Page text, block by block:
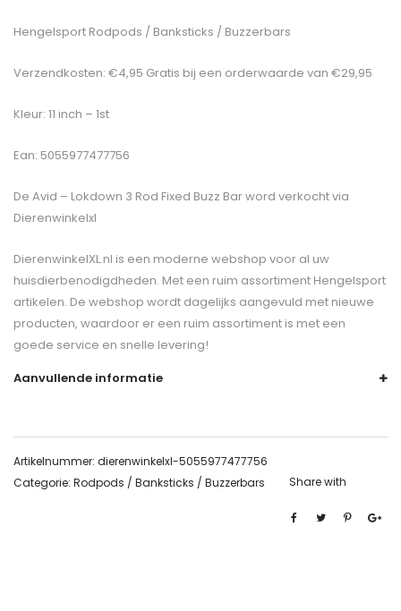
Hengelsport Rodpods / Banksticks / Buzzerbars
Verzendkosten: €4,95 Gratis bij een orderwaarde van €29,95
Kleur: 11 inch – 1st
Ean: 5055977477756
De Avid – Lokdown 3 Rod Fixed Buzz Barword verkocht via
Dierenwinkelxl
DierenwinkelXL.nl is een moderne webshop voor al uw
huisdierbenodigdheden. Met een ruim assortiment Hengelsport
artikelen. De webshop wordt dagelijks aangevuld met nieuwe
producten, waardoor er een ruim assortiment is met een
goede service en snelle levering!
Aanvullende informatie
Artikelnummer: dierenwinkelxl-5055977477756
Categorie: Rodpods / Banksticks / Buzzerbars Share with